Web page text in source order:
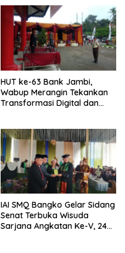
HUT ke-63 Bank Jambi,
Wabup Merangin Tekankan
Transformasi Digital dan
IAI SMQ Bangko Gelar Sidang
Senat Terbuka Wisuda
Sarjana Angkatan Ke-V, 243